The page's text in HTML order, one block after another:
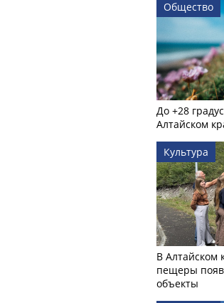
Общество
До +28
Алтайском
Культура
В Алтайском
пещеры
объекты